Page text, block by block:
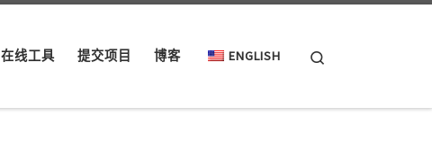
在线工具 提交项目 博客 ENGLISH